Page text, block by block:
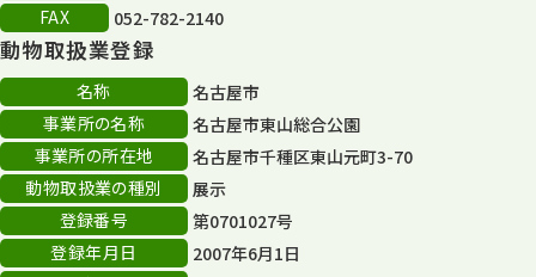
再生フォーラム
80周年
その他
その他イベント
スカイタワー
FAX
052-782-2140
動物取扱業登録
名称
名古屋市
事業所の名称
名古屋市東山総合公園
事業所の所在地
名古屋市千種区東山元町3-70
動物取扱業の種別
展示
登録番号
第0701027号
登録年月日
2007年6月1日